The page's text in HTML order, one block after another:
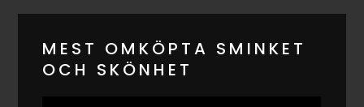
MEST OMKÖPTA SMINKET
OCH SKÖNHET